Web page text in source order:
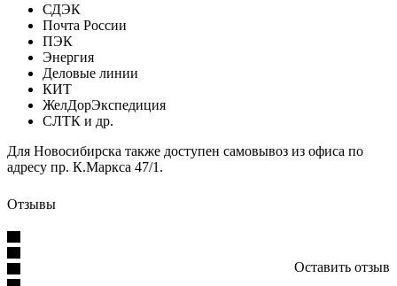
СДЭК
Почта России
ПЭК
Энергия
Деловые линии
КИТ
ЖелДорЭкспедиция
СЛТК и др.
Для Новосибирска также доступен самовывоз из офиса по
адресу пр. К.Маркса 47/1.
Отзывы
Оставить отзыв